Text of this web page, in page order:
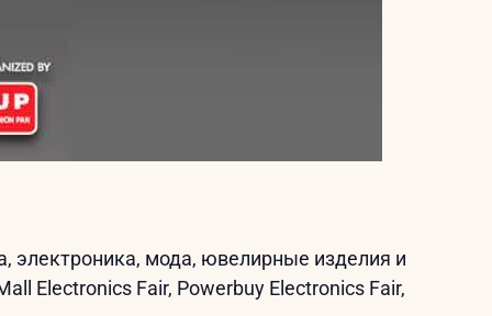
электроника, мода, ювелирные изделия и
Electronics Fair, Powerbuy Electronics Fair,